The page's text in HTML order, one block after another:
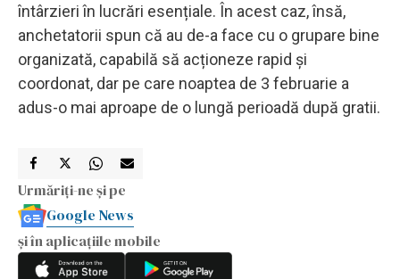
întârzieri în lucrări esențiale. În acest caz, însă,
anchetatorii spun că au de-a face cu o grupare bine
organizată, capabilă să acționeze rapid și
coordonat, dar pe care noaptea de 3 februarie a
adus-o mai aproape de o lungă perioadă după gratii.
Urmăriți-ne și pe
Google News
și în aplicațiile mobile